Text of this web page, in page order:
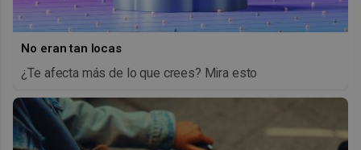
No eran tan locas
¿Te afecta más de lo que crees? Mira esto